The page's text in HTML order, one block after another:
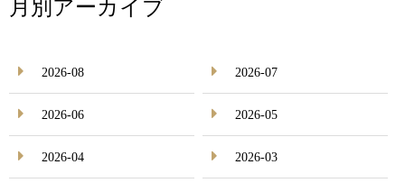
月別アーカイブ
2026-08 2026-07
2026-06 2026-05
2026-04 2026-03